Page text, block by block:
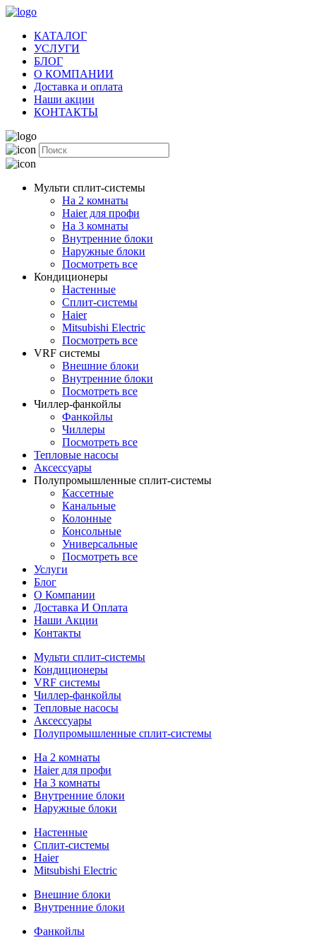
КАТАЛОГ
УСЛУГИ
БЛОГ
О КОМПАНИИ
Доставка и оплата
Наши акции
КОНТАКТЫ
Мульти сплит-системы
На 2 комнаты
Haier для профи
На 3 комнаты
Внутренние блоки
Наружные блоки
Посмотреть все
Кондиционеры
Настенные
Сплит-системы
Haier
Mitsubishi Electric
Посмотреть все
VRF системы
Внешние блоки
Внутренние блоки
Посмотреть все
Чиллер-фанкойлы
Фанкойлы
Чиллеры
Посмотреть все
Тепловые насосы
Аксессуары
Полупромышленные сплит-системы
Кассетные
Канальные
Колонные
Консольные
Универсальные
Посмотреть все
Услуги
Блог
О Компании
Доставка И Оплата
Наши Акции
Контакты
Мульти сплит-системы
Кондиционеры
VRF системы
Чиллер-фанкойлы
Тепловые насосы
Аксессуары
Полупромышленные сплит-системы
На 2 комнаты
Haier для профи
На 3 комнаты
Внутренние блоки
Наружные блоки
Настенные
Сплит-системы
Haier
Mitsubishi Electric
Внешние блоки
Внутренние блоки
Фанкойлы